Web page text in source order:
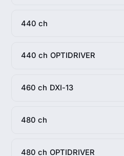
440 ch
440 ch OPTIDRIVER
460 ch DXI-13
480 ch
480 ch OPTIDRIVER